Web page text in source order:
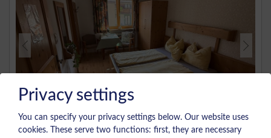
Privacy settings
You can specify your privacy settings below. Our website uses
cookies. These serve two functions: first, they are necessary